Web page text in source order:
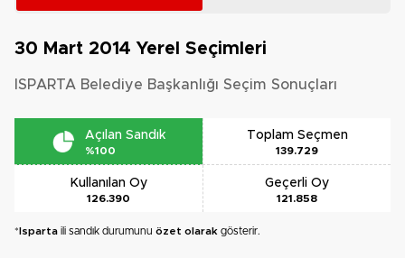
30 Mart 2014 Yerel Seçimleri
ISPARTA Belediye Başkanlığı Seçim Sonuçları
Açılan Sandık
%100
Toplam Seçmen
139.729
Kullanılan Oy
126.390
Geçerli Oy
121.858
*Isparta ili sandık durumunu özet olarak gösterir.